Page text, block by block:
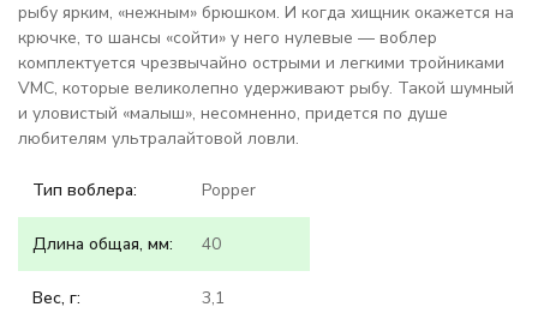
рыбу ярким, «нежным» брюшком. И когда хищник окажется на
крючке, то шансы «сойти» у него нулевые — воблер
комплектуется чрезвычайно острыми и легкими тройниками
VMC, которые великолепно удерживают рыбу. Такой шумный
и уловистый «малыш», несомненно, придется по душе
любителям ультралайтовой ловли.
Тип воблера: Popper
Длина общая, мм: 40
Вес, г: 3,1